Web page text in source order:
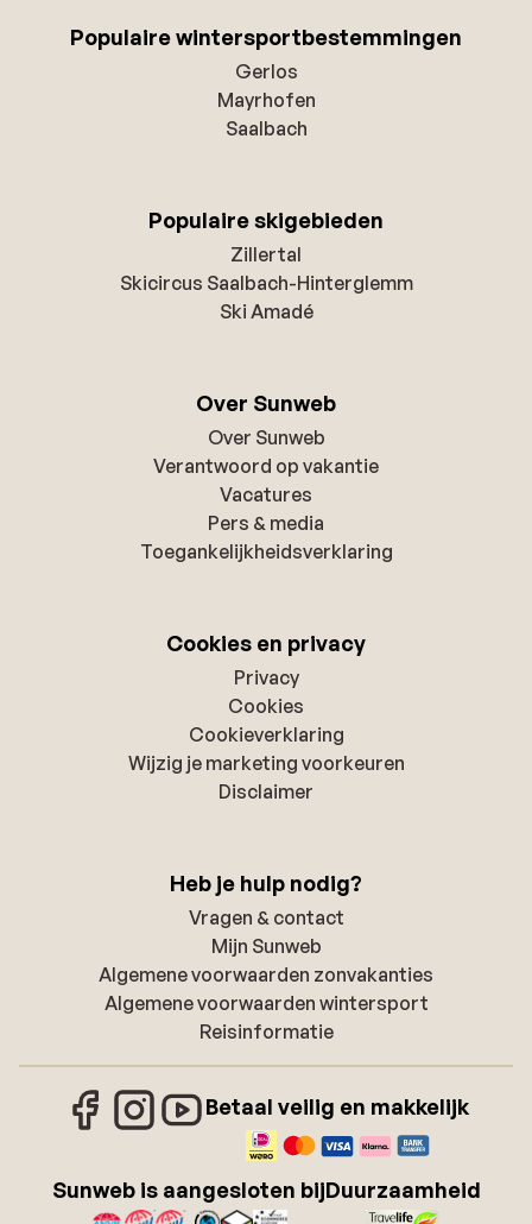
Populaire wintersportbestemmingen
Gerlos
Mayrhofen
Saalbach
Populaire skigebieden
Zillertal
Skicircus Saalbach-Hinterglemm
Ski Amadé
Over Sunweb
Over Sunweb
Verantwoord op vakantie
Vacatures
Pers & media
Toegankelijkheidsverklaring
Cookies en privacy
Privacy
Cookies
Cookieverklaring
Wijzig je marketing voorkeuren
Disclaimer
Heb je hulp nodig?
Vragen & contact
Mijn Sunweb
Algemene voorwaarden zonvakanties
Algemene voorwaarden wintersport
Reisinformatie
Betaal veilig en makkelijk
Sunweb is aangesloten bijDuurzaamheid